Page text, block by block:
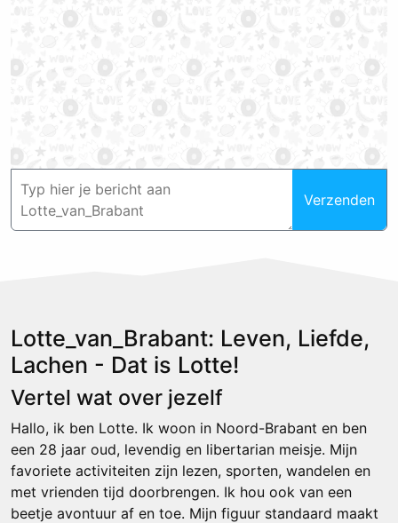
Verzenden
Lotte_van_Brabant: Leven, Liefde,
Lachen - Dat is Lotte!
Vertel wat over jezelf
Hallo, ik ben Lotte. Ik woon in Noord-Brabant en ben
een 28 jaar oud, levendig en libertarian meisje. Mijn
favoriete activiteiten zijn lezen, sporten, wandelen en
met vrienden tijd doorbrengen. Ik hou ook van een
beetje avontuur af en toe. Mijn figuur standaard maakt